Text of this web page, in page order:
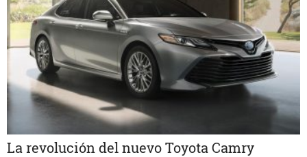
La revolución del nuevo Toyota Camry